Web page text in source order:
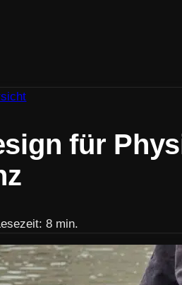
für
8 min.